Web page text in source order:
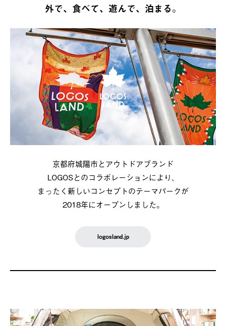
外で、食べて、遊んで、泊まる。
京都府城陽市とアウトドアブランド
LOGOSとのコラボレーションにより、
まったく新しいコンセプトのテーマパークが
2018年にオープンしました。
logosland.jp